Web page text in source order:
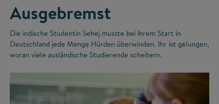
Ausgebremst
Die indische Studentin Sehej musste bei ihrem Start in
Deutschland jede Menge Hürden überwinden. Ihr ist gelungen,
woran viele ausländische Studierende scheitern.